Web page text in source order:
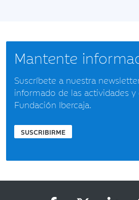
Mantente
Suscríbete a nuestra
informado de las actividades
Fundación Ibercaja.
SUSCRIBIRME